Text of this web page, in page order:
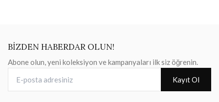
BİZDEN HABERDAR OLUN!
Abone olun, yeni koleksiyon ve kampanyaları ilk siz öğrenin.
Kayıt Ol